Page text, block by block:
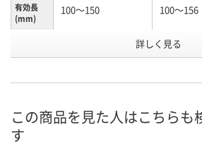
有効長
(mm)
100～150 100～156
N261156
詳しく見る
この商品を見た人はこちらも
す